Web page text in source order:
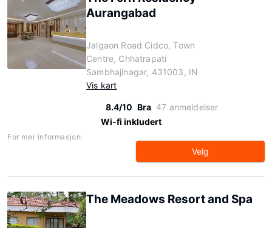
Aurangabad
Jalgaon Road Cidco, Town
Centre, Chhatrapati
Sambhajinagar, 431003, IN
Vis kart
8.4/10 Bra 47 anmeldelser
Wi-fi inkludert
For mer informasjon:
Velg
The Meadows Resort and Spa